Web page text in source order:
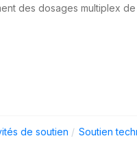
des dosages multiplex
de soutien Soutien